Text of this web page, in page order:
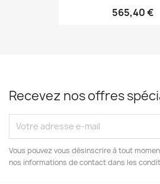
565,40 €
Recevez nos offres
Vous pouvez vous désinscrire à tout
nos informations de contact dans les